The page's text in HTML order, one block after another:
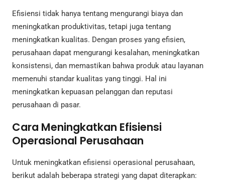
Efisiensi tidak hanya tentang mengurangi biaya dan
meningkatkan produktivitas, tetapi juga tentang
meningkatkan kualitas. Dengan proses yang efisien,
perusahaan dapat mengurangi kesalahan, meningkatkan
konsistensi, dan memastikan bahwa produk atau layanan
memenuhi standar kualitas yang tinggi. Hal ini
meningkatkan kepuasan pelanggan dan reputasi
perusahaan di pasar.
Cara Meningkatkan Efisiensi
Operasional Perusahaan
Untuk meningkatkan efisiensi operasional perusahaan,
berikut adalah beberapa strategi yang dapat diterapkan: